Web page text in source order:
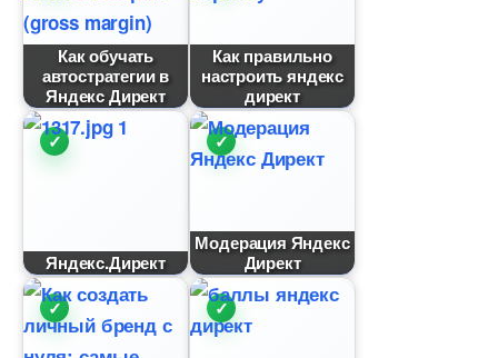
Как обучать
автостратегии
Яндекс Директ
Как правильно
настроить яндекс
директ
Яндекс.Директ
Модерация Яндекс
Директ